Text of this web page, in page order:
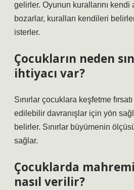
gelirler. Oyunun kurallarını kendi
bozarlar, kuralları kendileri
isterler.
Çocukların neden
ihtiyacı var?
Sınırlar çocuklara keşfetme fırsatı
edilebilir davranışlar için yön
belirler. Sınırlar büyümenin
sağlar.
Çocuklarda
nasıl verilir?